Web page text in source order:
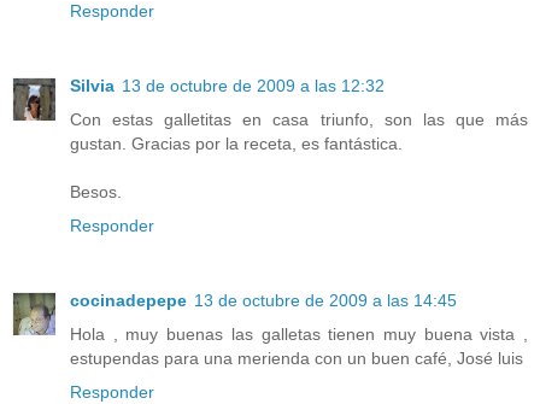
Responder
Silvia 13 de octubre de 2009 a las 12:32
Con estas galletitas en casa triunfo, son las que más
gustan. Gracias por la receta, es fantástica.
Besos.
Responder
cocinadepepe 13 de octubre de 2009 a las 14:45
Hola , muy buenas las galletas tienen muy buena vista ,
estupendas para una merienda con un buen café, José luis
Responder